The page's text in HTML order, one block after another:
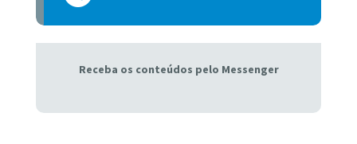
Receba os conteúdos pelo Messenger